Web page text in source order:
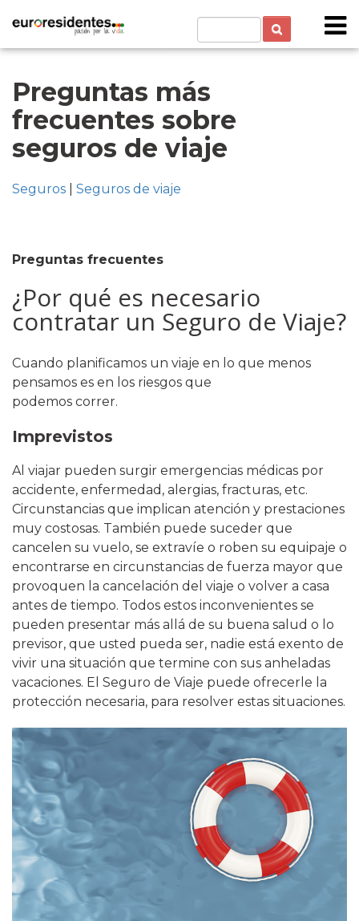
Preguntas más
frecuentes sobre
seguros de viaje
Seguros Seguros de viaje
Preguntas frecuentes
¿Por qué es necesario
contratar un Seguro de Viaje?
Cuando planificamos un viaje en lo que menos
pensamos es en los riesgos que
podemos correr.
Imprevistos
Al viajar pueden surgir emergencias médicas por
accidente, enfermedad, alergias, fracturas, etc.
Circunstancias que implican atención y prestaciones
muy costosas. También puede suceder que
cancelen su vuelo, se extravíe o roben su equipaje o
encontrarse en circunstancias de fuerza mayor que
provoquen la cancelación del viaje o volver a casa
antes de tiempo. Todos estos inconvenientes se
pueden presentar más allá de su buena salud o lo
previsor, que usted pueda ser, nadie está exento de
vivir una situación que termine con sus anheladas
vacaciones. El Seguro de Viaje puede ofrecerle la
protección necesaria, para resolver estas situaciones.